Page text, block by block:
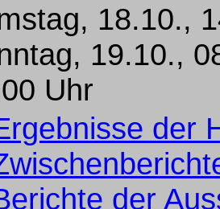
18.10.,
19.10.,
Uhr
der
der